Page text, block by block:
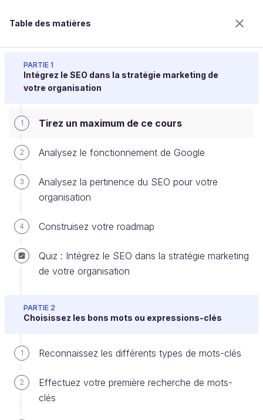
Augmentez votre trafic grâce au référencement
naturel (SEO)
Table des matières
PARTIE 1
Intégrez le SEO dans la stratégie marketing de
votre organisation
1 Tirez un maximum de ce cours
2 Analysez le fonctionnement de Google
3
Analysez la pertinence du SEO pour votre
organisation
4 Construisez votre roadmap
Quiz : Intégrez le SEO dans la stratégie marketing
de votre organisation
PARTIE 2
Choisissez les bons mots ou expressions-clés
1 Reconnaissez les différents types de mots-clés
2
Effectuez votre première recherche de mots-
clés
Tirez un maximum de ce cours
Bienvenue sur l’école 100% en ligne des métiers qui
ont de l’avenir.
Bénéficiez gratuitement de toutes les fonctionnalités
de ce cours (quiz, vidéos, accès illimité à tous les
chapitres) avec un compte.
Créer un compte ou se connecter
Introduction au cours
Bonjour et bienvenue dans ce cours dédié à
l'augmentation de votre trafic grâce au
référencement naturel, plus communément appelé